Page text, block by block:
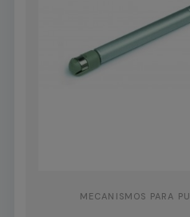
MECANISMOS PARA